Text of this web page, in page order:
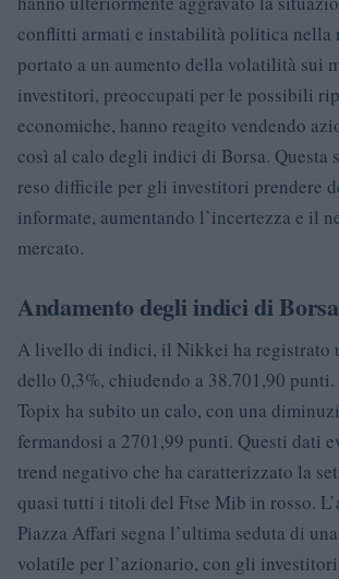
conflitti armati e instabilità politica nella
portato a un aumento della volatilità sui
investitori, preoccupati per le possibili
economiche, hanno reagito vendendo
così al calo degli indici di Borsa. Questa
reso difficile per gli investitori prendere
informate, aumentando l’incertezza e il
mercato.
Andamento degli indici di Borsa
A livello di indici, il Nikkei ha registrato
dello 0,3%, chiudendo a 38.701,90
Topix ha subito un calo, con una
fermandosi a 2701,99 punti. Questi dati
trend negativo che ha caratterizzato la
quasi tutti i titoli del Ftse Mib in rosso.
Piazza Affari segna l’ultima seduta di
volatile per l’azionario, con gli